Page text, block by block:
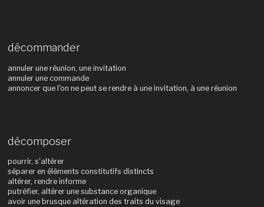
décommander
annuler une réunion, une invitation
annuler une commande
annoncer que l'on ne peut se rendre à une invitation, à une réunion
décomposer
pourrir, s'altérer
séparer en éléments constitutifs distincts
altérer, rendre informe
putréfier, altérer une substance organique
avoir une brusque altération des traits du visage